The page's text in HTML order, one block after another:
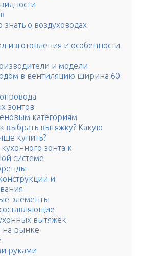
о воздуховодах
изготовления и особенности
и модели
в вентиляцию ширина 60
зонтов
категориям
выбрать вытяжку? Какую
купить?
зонта к
системе
и
элементы
вытяжек
на рынке
руками